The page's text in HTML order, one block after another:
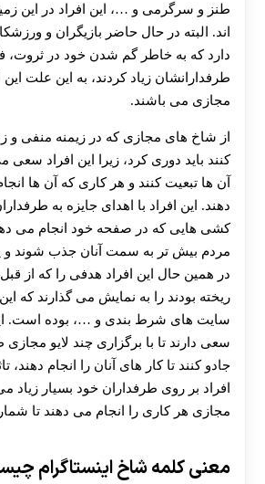
طنز و سرگرمی و …، این افراد در این
اند. البته در حال حاضر بازیگران و
دارد که به خاطر گم شدن خود در ثروت،
طرفدارانشان زیاد کردند، به این علت
مجازی می باشند.
از شاخ های مجازی که در زیمنه منفی و
کنند باید دوری کرد، زیرا این افراد سعی
آن ها تبعیت کنند و هر کاری که آن ها
دهند. این افراد با اهدای جایزه به
کشی هایی که در صفحه خود انجام می
مردم بیش تر به سمت آنان جذب شوند و پیج
در همین حال این افراد هدفی را که از قبل
ریخته بودند را به نمایش می گذارند که
سایت های شرط بندی و …، بوده است.
سعی دارند تا با برگزاری چند لایو مجازی
جادو کنند تا کار های آنان را انجام دهند،
افراد بر روی طرفداران خود بسیار
مجازی هر کاری را انجام می دهند تا
معنی کلمه شاخ اینستاگرام